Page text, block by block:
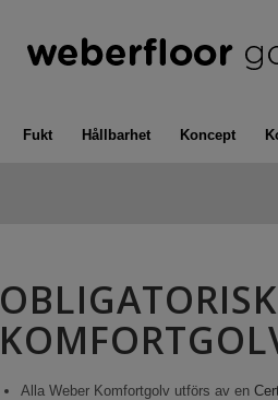
Fukt Hållbarhet Koncept
Alla Weber Komfortgolv utförs av en